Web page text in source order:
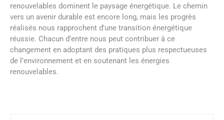
renouvelables dominent le paysage énergétique. Le chemin
vers un avenir durable est encore long, mais les progrès
réalisés nous rapprochent d’une transition énergétique
réussie. Chacun d’entre nous peut contribuer à ce
changement en adoptant des pratiques plus respectueuses
de l’environnement et en soutenant les énergies
renouvelables.